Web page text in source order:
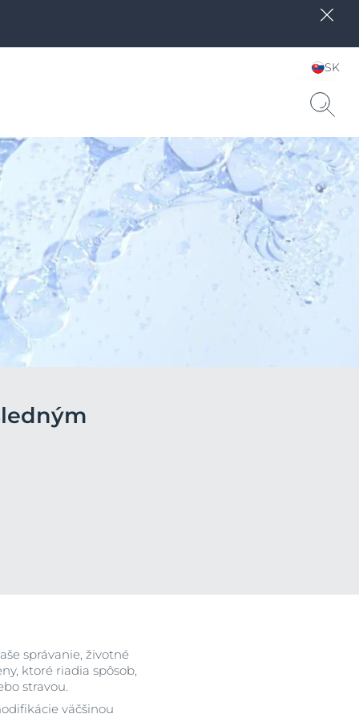
SK
správanie, životné
ktoré riadia spôsob,
stravou.
väčšinou